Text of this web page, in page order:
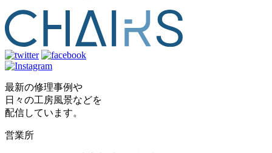
最新の修理事例や
日々の工房風景などを
配信しています。
営業所